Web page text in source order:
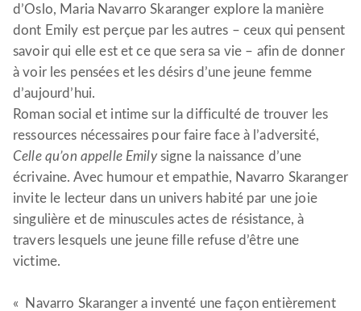
d’Oslo, Maria Navarro Skaranger explore la manière
dont Emily est perçue par les autres – ceux qui pensent
savoir qui elle est et ce que sera sa vie – afin de donner
à voir les pensées et les désirs d’une jeune femme
d’aujourd’hui.
Roman social et intime sur la difficulté de trouver les
ressources nécessaires pour faire face à l’adversité,
Celle qu’on appelle Emilysigne la naissance d’une
écrivaine. Avec humour et empathie, Navarro Skaranger
invite le lecteur dans un univers habité par une joie
singulière et de minuscules actes de résistance, à
travers lesquels une jeune fille refuse d’être une
victime.
« Navarro Skaranger a inventé une façon entièrement